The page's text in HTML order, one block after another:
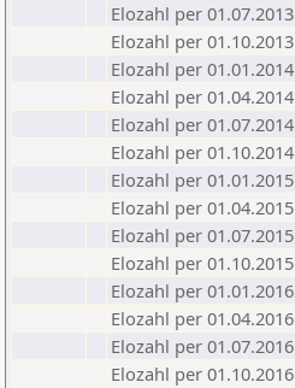
Elozahl per 01.07.2013
Elozahl per 01.10.2013
Elozahl per 01.01.2014
Elozahl per 01.04.2014
Elozahl per 01.07.2014
Elozahl per 01.10.2014
Elozahl per 01.01.2015
Elozahl per 01.04.2015
Elozahl per 01.07.2015
Elozahl per 01.10.2015
Elozahl per 01.01.2016
Elozahl per 01.04.2016
Elozahl per 01.07.2016
Elozahl per 01.10.2016